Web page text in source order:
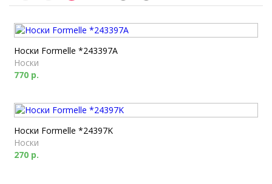
Носки Formelle *243397A
Носки
770 р.
Носки Formelle *24397K
Носки
270 р.